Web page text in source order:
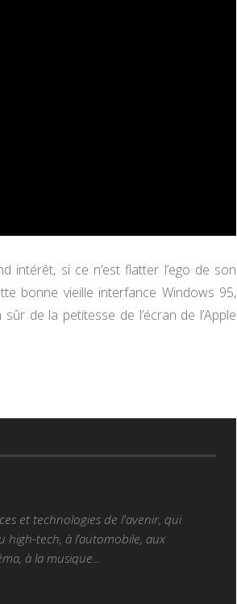
intérêt, si ce n’est flatter l’ego de son
bonne vieille interfance Windows 95,
de la petitesse de l’écran de l’Apple
et technologies de l'avenir, qui
high-tech, à l’automobile, aux
à la musique...